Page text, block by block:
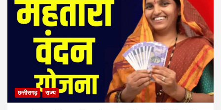
छत्तीसगढ़ राज्य